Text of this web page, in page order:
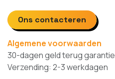
Ons contacteren
Algemene voorwaarden
30-dagen geld terug garantie
Verzending: 2-3 werkdagen